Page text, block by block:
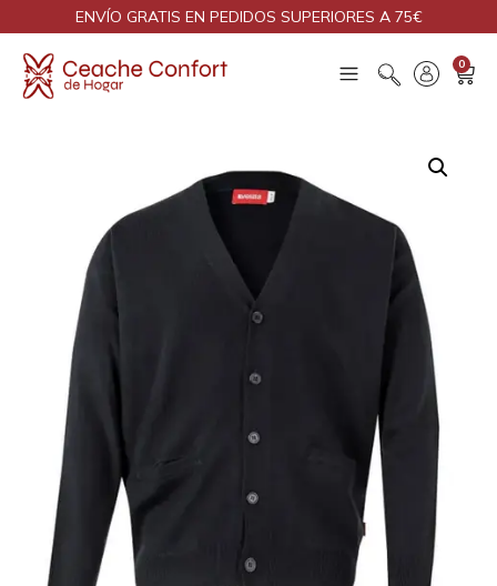
ENVÍO GRATIS EN PEDIDOS SUPERIORES A 75€
0